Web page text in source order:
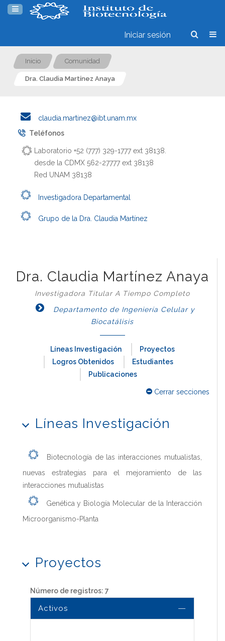
Iniciar sesión
Inicio Comunidad
Dra. Claudia Martínez Anaya
claudia.martinez@ibt.unam.mx
Teléfonos
Laboratorio +52 (777) 329-1777 ext 38138.
desde la CDMX 562-27777 ext 38138
Red UNAM 38138
Investigadora Departamental
Grupo de la Dra. Claudia Martínez
Dra. Claudia Martínez Anaya
Investigadora Titular A Tiempo Completo
Departamento de Ingeniería Celular y
Biocatálisis
Líneas Investigación
Proyectos
Logros Obtenidos
Estudiantes
Publicaciones
Cerrar secciones
Líneas Investigación
Biotecnología de las interacciones mutualistas,
nuevas estrategias para el mejoramiento de las
interacciones mutualistas
Genética y Biología Molecular de la Interacción
Microorganismo-Planta
Proyectos
Número de registros: 7
Activos